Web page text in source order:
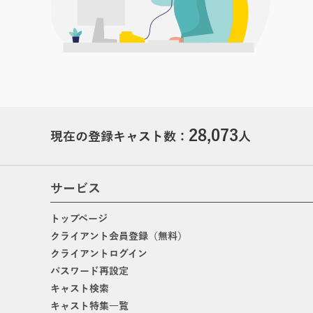
現在の登録キャスト数： 28,073人
サービス
トップページ
クライアント会員登録（無料）
クライアントログイン
パスワード再設定
キャスト検索
キャスト特集一覧